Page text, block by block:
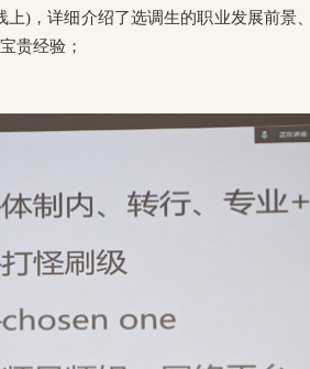
上)，详细介绍了选调生的职业发展前景
贵经验；